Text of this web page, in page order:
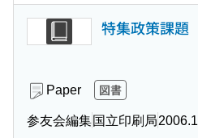
特集政策課題
Paper 図書
参友会編集国立印刷局2006.1